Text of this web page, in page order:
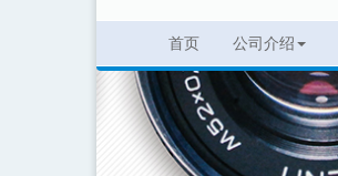
首页 公司介绍